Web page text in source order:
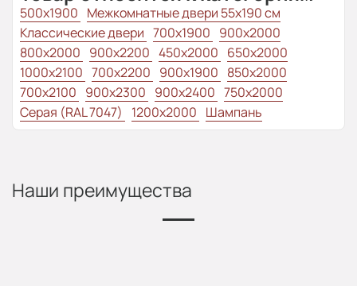
500x1900 Межкомнатные двери 55х190 см
Классические двери 700x1900 900x2000
800x2000 900x2200 450x2000 650x2000
1000x2100 700x2200 900x1900 850x2000
700x2100 900x2300 900x2400 750x2000
Серая (RAL 7047)
1200x2000 Шампань
Наши преимущества